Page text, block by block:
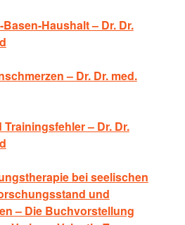
Haushalt – Dr. Dr.
– Dr. Dr. med.
– Dr. Dr.
bei seelischen
und
– Die Buchvorstellung